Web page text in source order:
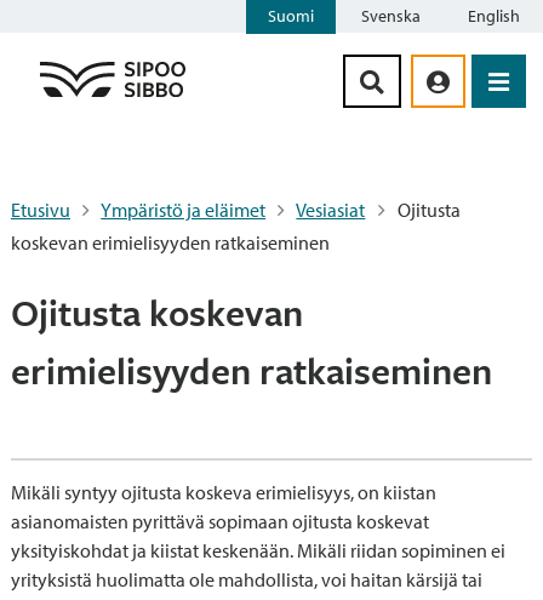
Suomi Svenska English
Etusivu Ympäristö ja eläimet Vesiasiat
Ojitusta
koskevan erimielisyyden ratkaiseminen
Ojitusta koskevan
erimielisyyden ratkaiseminen
Mikäli syntyy ojitusta koskeva erimielisyys, on kiistan
asianomaisten pyrittävä sopimaan ojitusta koskevat
yksityiskohdat ja kiistat keskenään. Mikäli riidan sopiminen ei
yrityksistä huolimatta ole mahdollista, voi haitan kärsijä tai